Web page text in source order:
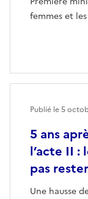
femmes et
5 ans
l’acte II :
pas
Une hausse
Publié le5